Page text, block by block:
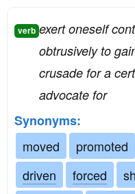
verb exert oneself
obtrusively to
crusade for a
advocate for
Synonyms:
moved
promoted
driven
forced